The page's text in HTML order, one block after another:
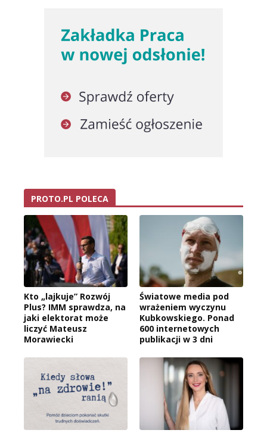
PROTO.PL POLECA
Kto „lajkuje” Rozwój
Plus? IMM sprawdza, na
jaki elektorat może
liczyć Mateusz
Morawiecki
Światowe media pod
wrażeniem wyczynu
Kubkowskiego. Ponad
600 internetowych
publikacji w 3 dni